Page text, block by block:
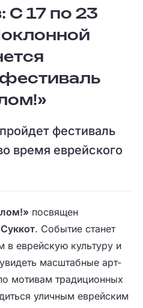
С 17 по 23
фестиваль
время еврейского
посвящен
. Событие станет
в еврейскую культуру и
масштабные арт-
мотивам традиционных
уличным еврейским